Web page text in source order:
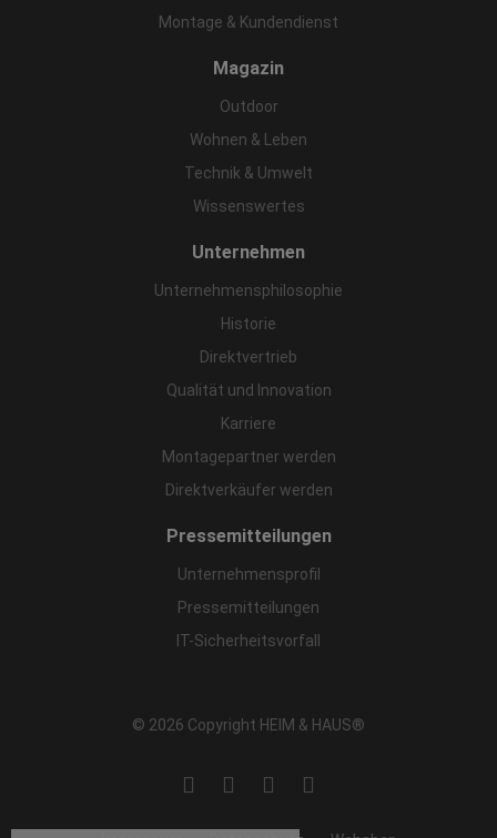
Montage & Kundendienst
Magazin
Outdoor
Wohnen & Leben
Technik & Umwelt
Wissenswertes
Unternehmen
Unternehmensphilosophie
Historie
Direktvertrieb
Qualität und Innovation
Karriere
Montagepartner werden
Direktverkäufer werden
Pressemitteilungen
Unternehmensprofil
Pressemitteilungen
IT-Sicherheitsvorfall
© 2026 Copyright HEIM & HAUS®